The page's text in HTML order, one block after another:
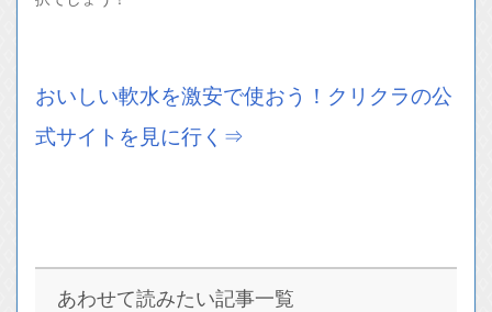
おいしい軟水を激安で使おう！クリクラの公
式サイトを見に行く⇒
あわせて読みたい記事一覧